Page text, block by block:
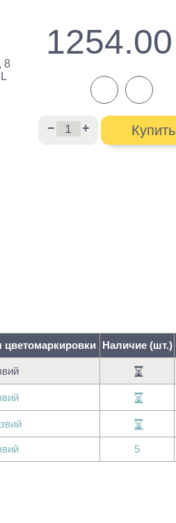
1254.00
− + Купить
8
цветомаркировки Наличие (шт.)
5